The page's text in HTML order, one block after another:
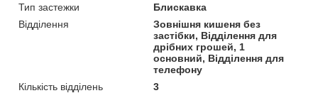
Тип застежки
Блискавка
Відділення
Зовнішня кишеня без
застібки, Відділення для
дрібних грошей, 1
основний, Відділення для
телефону
Кількість відділень
3